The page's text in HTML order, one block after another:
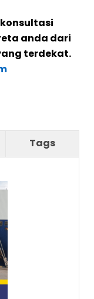
anda dari
terdekat.
Tags